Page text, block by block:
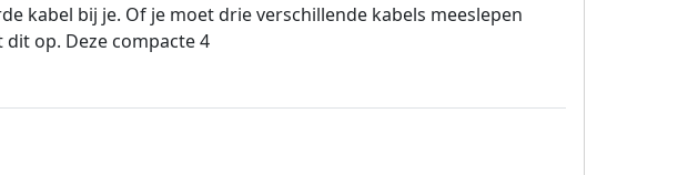
kabel bij je. Of je moet drie verschillende kabels meeslepen
op. Deze compacte 4